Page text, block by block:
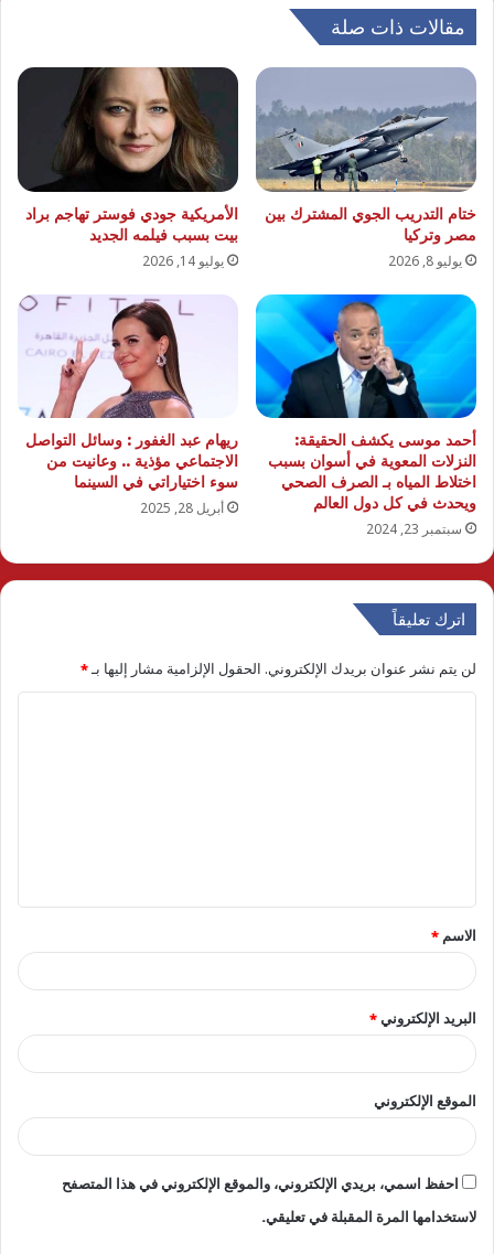
مقالات ذات صلة
ختام التدريب الجوي المشترك بين
مصر وتركيا
يوليو 8, 2026
الأمريكية جودي فوستر تهاجم براد
بيت بسبب فيلمه الجديد
يوليو 14, 2026
أحمد موسى يكشف الحقيقة:
النزلات المعوية في أسوان بسبب
اختلاط المياه بـ الصرف الصحي
ويحدث في كل دول العالم
سبتمبر 23, 2024
ريهام عبد الغفور : وسائل التواصل
الاجتماعي مؤذية .. وعانيت من
سوء اختياراتي في السينما
أبريل 28, 2025
اترك تعليقاً
لن يتم نشر عنوان بريدك الإلكتروني. الحقول الإلزامية مشار إليها بـ*
ق
*
الاسم *
البريد الإلكتروني*
الموقع الإلكتروني
احفظ اسمي، بريدي الإلكتروني، والموقع الإلكتروني في هذا المتصفح
لاستخدامها المرة المقبلة في تعليقي.